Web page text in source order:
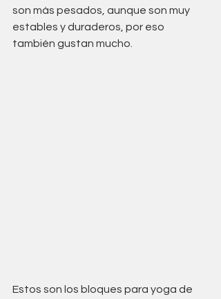
son más pesados, aunque son muy
estables y duraderos, por eso
también gustan mucho.
Estos son los bloques para yoga de